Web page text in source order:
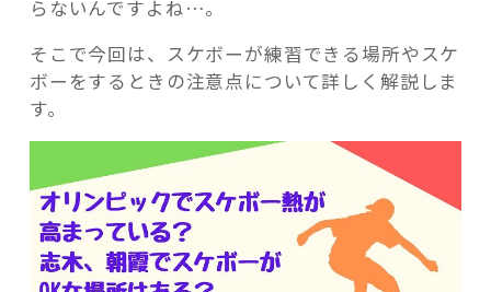
らないんですよね…。
そこで今回は、スケボーが練習できる場所やスケ
ボーをするときの注意点について詳しく解説しま
す。